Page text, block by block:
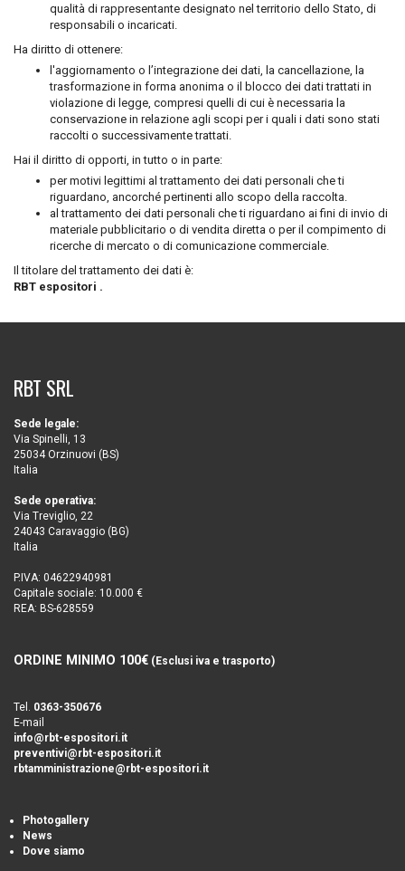
qualità di rappresentante designato nel territorio dello Stato, di
responsabili o incaricati.
Ha diritto di ottenere:
l'aggiornamento o l’integrazione dei dati, la cancellazione, la
trasformazione in forma anonima o il blocco dei dati trattati in
violazione di legge, compresi quelli di cui è necessaria la
conservazione in relazione agli scopi per i quali i dati sono stati
raccolti o successivamente trattati.
Hai il diritto di opporti, in tutto o in parte:
per motivi legittimi al trattamento dei dati personali che ti
riguardano, ancorché pertinenti allo scopo della raccolta.
al trattamento dei dati personali che ti riguardano ai fini di invio di
materiale pubblicitario o di vendita diretta o per il compimento di
ricerche di mercato o di comunicazione commerciale.
Il titolare del trattamento dei dati è:
RBT espositori .
RBT SRL
Sede legale:
Via Spinelli, 13
25034 Orzinuovi (BS)
Italia
Sede operativa:
Via Treviglio, 22
24043 Caravaggio (BG)
Italia
P.IVA: 04622940981
Capitale sociale: 10.000 €
REA: BS-628559
ORDINE MINIMO 100€ (Esclusi iva e trasporto)
Tel. 0363-350676
E-mail
info@rbt-espositori.it
preventivi@rbt-espositori.it
rbtamministrazione@rbt-espositori.it
Photogallery
News
Dove siamo